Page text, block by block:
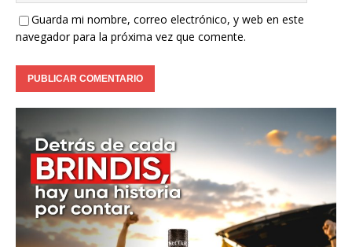
Guarda mi nombre, correo electrónico, y web en este
navegador para la próxima vez que comente.